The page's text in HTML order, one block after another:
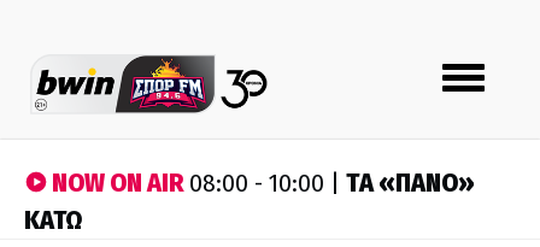
Toggle
navigation
NOW ON AIR08:00 - 10:00 | ΤA «ΠΑΝΟ»
ΚΑΤΩ